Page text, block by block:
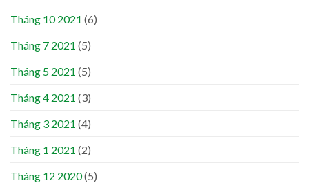
Tháng 10 2021 (6)
Tháng 7 2021 (5)
Tháng 5 2021 (5)
Tháng 4 2021 (3)
Tháng 3 2021 (4)
Tháng 1 2021 (2)
Tháng 12 2020(5)